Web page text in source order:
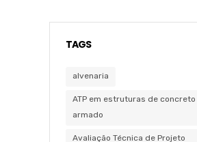
TAGS
alvenaria
ATP em estruturas de concreto
armado
Avaliação Técnica de Projeto